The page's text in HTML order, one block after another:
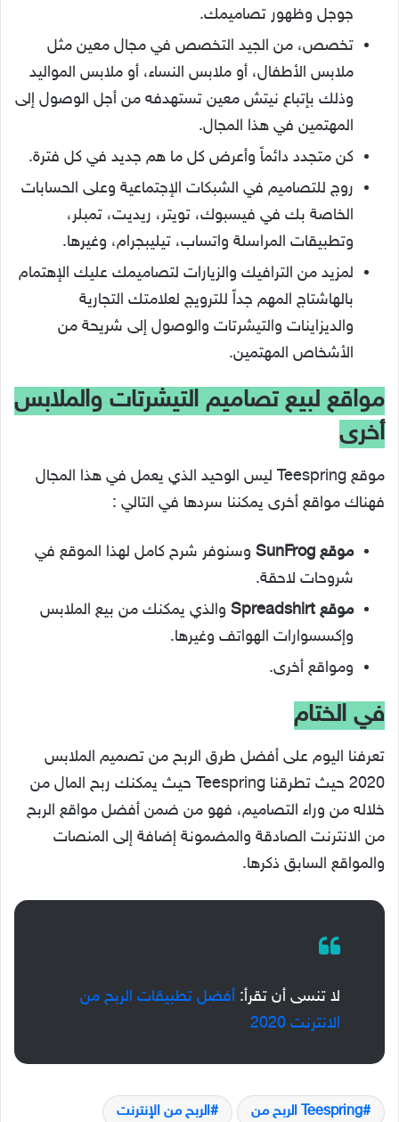
جوجل وظهور تصاميمك.
تخصص، من الجيد التخصص في مجال معين مثل
ملابس الأطفال، أو ملابس النساء، أو ملابس المواليد
وذلك بإتباع نيتش معين تستهدفه من أجل الوصول إلى
المهتمين في هذا المجال.
كن متجدد دائماً وأعرض كل ما هم جديد في كل فترة.
روج للتصاميم في الشبكات الإجتماعية وعلى الحسابات
الخاصة بك في فيسبوك، تويتر، ريديت، تمبلر،
وتطبيقات المراسلة واتساب، تيليبجرام، وغيرها.
لمزيد من الترافيك والزيارات لتصاميمك عليك الإهتمام
بالهاشتاج المهم جداً للترويج لعلامتك التجارية
والديزاينات والتيشرتات والوصول إلى شريحة من
الأشخاص المهتمين.
مواقع لبيع تصاميم التيشرتات والملابس
أخرى
موقع Teespring ليس الوحيد الذي يعمل في هذا المجال
فهناك مواقع أخرى يمكننا سردها في التالي :
موقع SunFrog
وسنوفر شرح كامل لهذا الموقع في
شروحات لاحقة.
موقع Spreadshirt
والذي يمكنك من بيع الملابس
وإكسسوارات الهواتف وغيرها.
ومواقع أخرى.
في الختام
تعرفنا اليوم على أفضل طرق الربح من تصميم الملابس
2020 حيث تطرقنا Teespring حيث يمكنك ربح المال من
خلاله من وراء التصاميم، فهو من ضمن أفضل مواقع الربح
من الانترنت الصادقة والمضمونة إضافة إلى المنصات
والمواقع السابق ذكرها.
لا تنسى أن تقرأ: أفضل تطبيقات الربح من
الانترنت 2020
Teespring الربح من الربح من الإنترنت